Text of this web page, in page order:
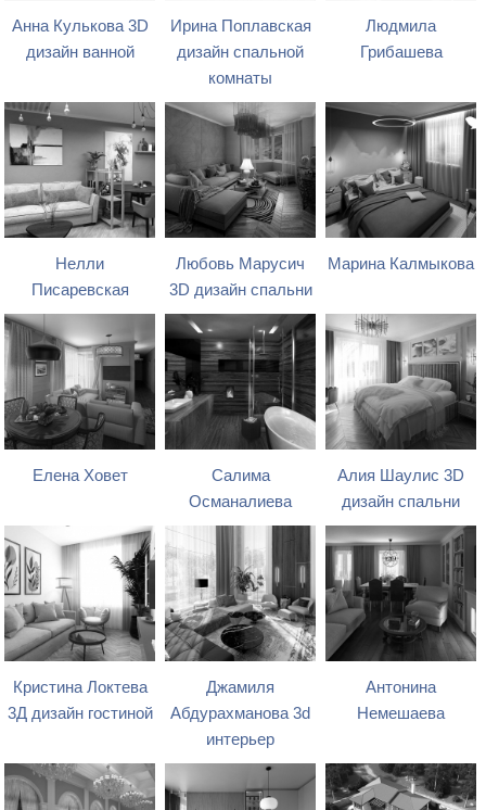
Анна Кулькова 3D
дизайн ванной
Ирина Поплавская
дизайн спальной
комнаты
Людмила
Грибашева
Нелли
Писаревская
Любовь Марусич
3D дизайн спальни
Марина Калмыкова
Елена Ховет
Салима
Османалиева
Алия Шаулис 3D
дизайн спальни
Кристина Локтева
3Д дизайн гостиной
Джамиля
Абдурахманова 3d
интерьер
Антонина
Немешаева